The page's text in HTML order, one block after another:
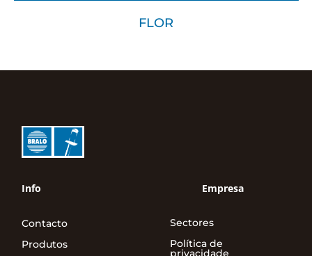
FLOR
Info
Contacto
Produtos
Empresa
Sectores
Política de
privacidade